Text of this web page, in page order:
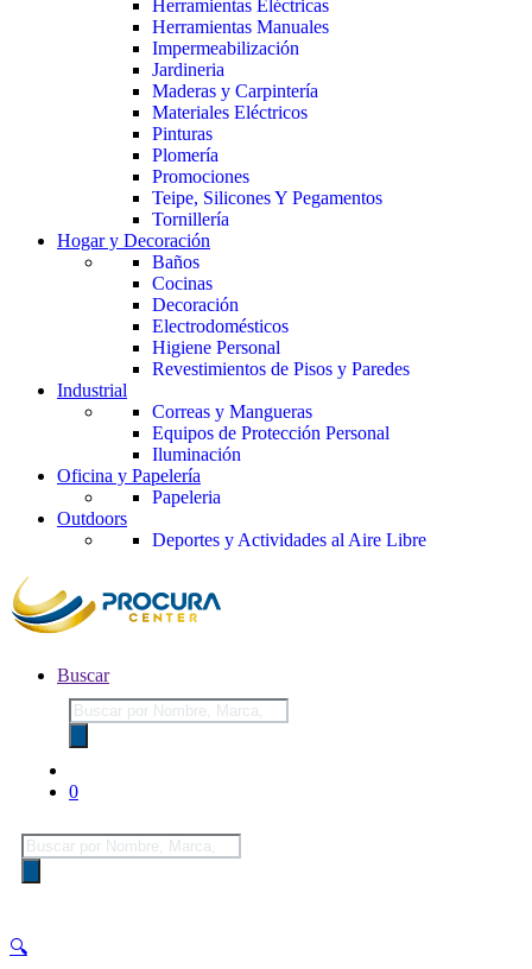
Herramientas Eléctricas
Herramientas Manuales
Impermeabilización
Jardineria
Maderas y Carpintería
Materiales Eléctricos
Pinturas
Plomería
Promociones
Teipe, Silicones Y Pegamentos
Tornillería
Hogar y Decoración
Baños
Cocinas
Decoración
Electrodomésticos
Higiene Personal
Revestimientos de Pisos y Paredes
Industrial
Correas y Mangueras
Equipos de Protección Personal
Iluminación
Oficina y Papelería
Papeleria
Outdoors
Deportes y Actividades al Aire Libre
Buscar
Búsqueda
de
productos
0
Búsqueda
de
productos
🔍